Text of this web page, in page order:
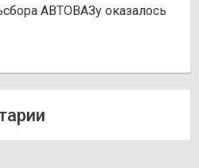
АВТОВАЗу оказалось